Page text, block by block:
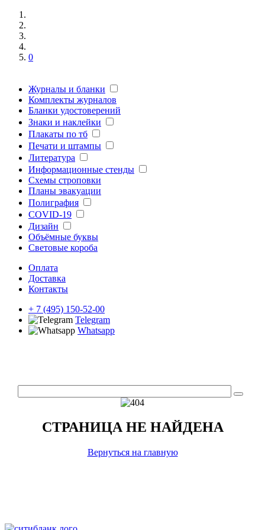
0
Журналы и бланки
Комплекты журналов
Бланки удостоверений
Знаки и наклейки
Плакаты по тб
Печати и штампы
Литература
Информационные стенды
Схемы строповки
Планы эвакуации
Полиграфия
COVID-19
Дизайн
Объёмные буквы
Световые короба
Оплата
Доставка
Контакты
+ 7 (495) 150-52-00
Telegram
Whatsapp
СТРАНИЦА НЕ НАЙДЕНА
Вернуться на главную